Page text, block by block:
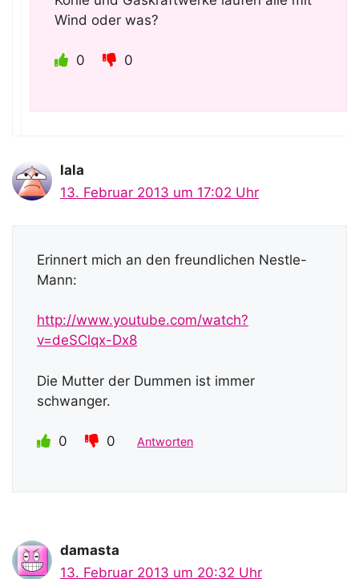
Wind oder was?
0 0
lala
13. Februar 2013 um 17:02 Uhr
Erinnert mich an den freundlichen Nestle-
Mann:
http://www.youtube.com/watch?
v=deSClqx-Dx8
Die Mutter der Dummen ist immer
schwanger.
0 0 Antworten
damasta
13. Februar 2013 um 20:32 Uhr